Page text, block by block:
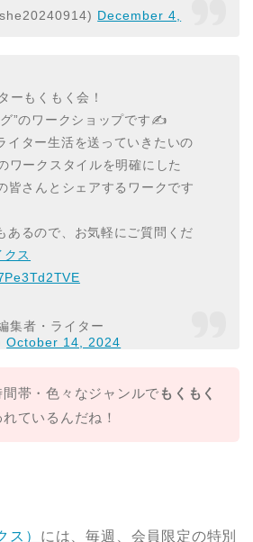
December 4,
ーもくもく会！
”のワークショップです✍️
イター生活を送っていきたいの
ワークスタイルを明確にした
皆さんとシェアするワークです
あるので、お気軽にご質問くだ
ス
集者・ライター
October 14, 2024
帯・色々なジャンルで もくもく
ているんだね！
ス） には、毎週、会員限定の特別